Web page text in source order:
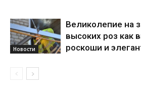
Новости
Великолепие на
высоких роз как
роскоши и